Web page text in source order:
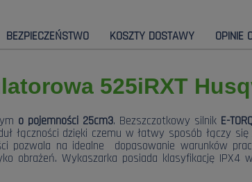
BEZPIECZEŃSTWO KOSZTY DOSTAWY OPINIE
525iRXT
o pojemności 25cm3. Bezszczotkowy silnik E-
łączności dzięki czemu w łatwy sposób łączy się
na idealne dopasowanie warunków
obrażeń. Wykaszarka posiada klasyfikację IPX4